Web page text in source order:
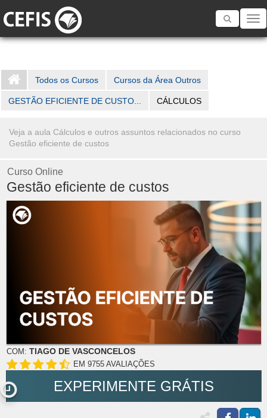
Toggle
Todos os Cursos Cursos da Área Outros
GESTÃO EFICIENTE DE CUSTO... CÁLCULOS
Veja a aula Cálculos e outros assuntos relacionados no curso
Gestão eficiente de custos
Curso Online
Gestão eficiente de custos
COM: TIAGO DE VASCONCELOS
EM 9755 AVALIAÇÕES
EXPERIMENTE GRÁTIS